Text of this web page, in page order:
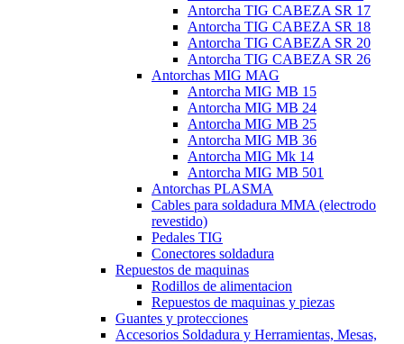
Antorcha TIG CABEZA SR 17
Antorcha TIG CABEZA SR 18
Antorcha TIG CABEZA SR 20
Antorcha TIG CABEZA SR 26
Antorchas MIG MAG
Antorcha MIG MB 15
Antorcha MIG MB 24
Antorcha MIG MB 25
Antorcha MIG MB 36
Antorcha MIG Mk 14
Antorcha MIG MB 501
Antorchas PLASMA
Cables para soldadura MMA (electrodo
revestido)
Pedales TIG
Conectores soldadura
Repuestos de maquinas
Rodillos de alimentacion
Repuestos de maquinas y piezas
Guantes y protecciones
Accesorios Soldadura y Herramientas, Mesas,